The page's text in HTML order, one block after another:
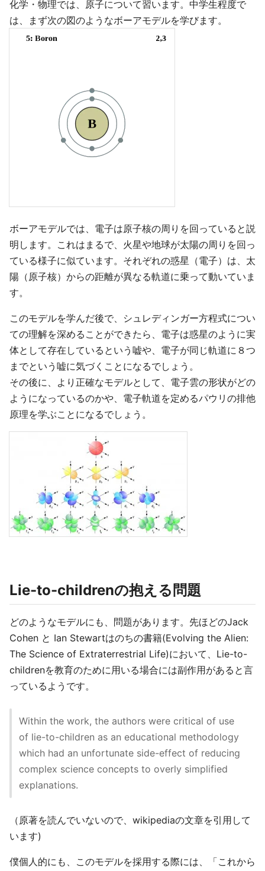
化学・物理では、原子について習います。中学生程度で
は、まず次の図のようなボーアモデルを学びます。
ボーアモデルでは、電子は原子核の周りを回っていると説
明します。これはまるで、火星や地球が太陽の周りを回っ
ている様子に似ています。それぞれの惑星（電子）は、太
陽（原子核）からの距離が異なる軌道に乗って動いていま
す。
このモデルを学んだ後で、シュレディンガー方程式につい
ての理解を深めることができたら、電子は惑星のように実
体として存在しているという嘘や、電子が同じ軌道に８つ
までという嘘に気づくことになるでしょう。
その後に、より正確なモデルとして、電子雲の形状がどの
ようになっているのかや、電子軌道を定めるパウリの排他
原理を学ぶことになるでしょう。
Lie-to-childrenの抱える問題
どのようなモデルにも、問題があります。先ほどのJack
Cohen と Ian Stewartはのちの書籍(Evolving the Alien:
The Science of Extraterrestrial Life)において、Lie-to-
childrenを教育のために用いる場合には副作用があると言
っているようです。
Within the work, the authors were critical of use
of lie-to-children as an educational methodology
which had an unfortunate side-effect of reducing
complex science concepts to overly simplified
explanations.
（原著を読んでいないので、wikipediaの文章を引用して
います)
僕個人的にも、このモデルを採用する際には、「これから